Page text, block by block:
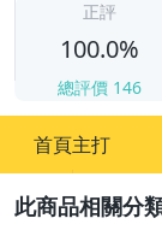
正評
100.0%
總評價 146
首頁主打
男性精品與服飾